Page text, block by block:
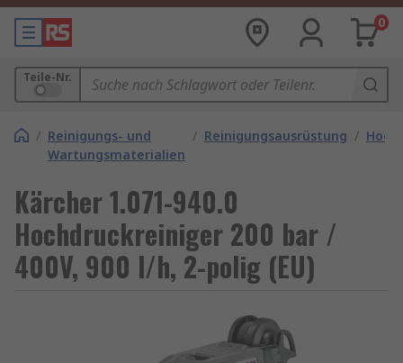
0
Teile-Nr.
/ Reinigungs- und
Wartungsmaterialien
/ Reinigungsausrüstung /
Kärcher 1.071-940.0
Hochdruckreiniger 200 bar /
400V, 900 l/h, 2-polig (EU)